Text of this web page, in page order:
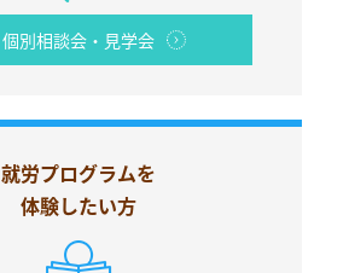
個別相談会・見学会
就労プログラムを
体験したい方